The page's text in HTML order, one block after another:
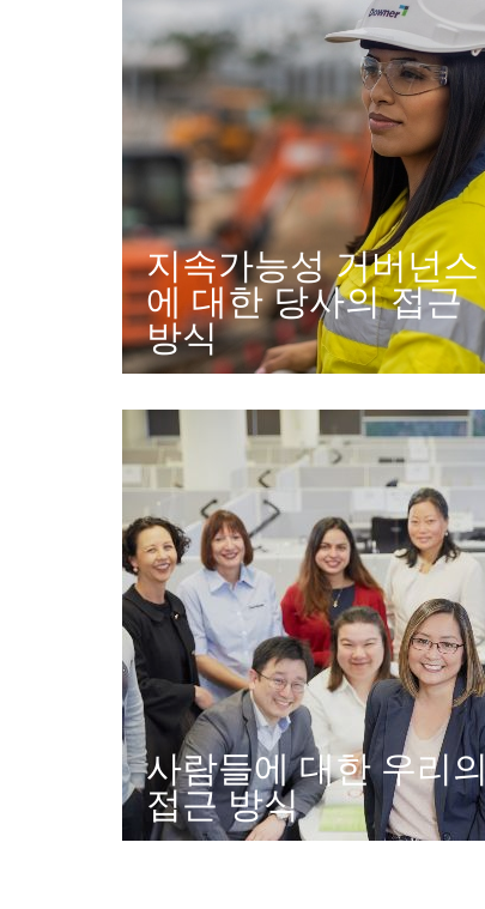
지속가능성 거버넌스
에 대한 당사의 접근
방식
사람들에 대한 우리의
접근 방식